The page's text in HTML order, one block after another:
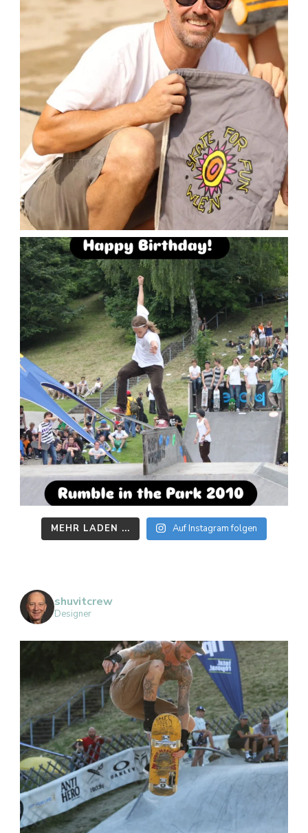
MEHR LADEN ... Auf Instagram folgen
shuvitcrew
Designer